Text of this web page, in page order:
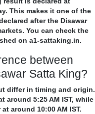
This makes it one of the
after the Disawar
You can check the
on a1-sattaking.in.
between
Satta King?
differ in timing and origin.
around 5:25 AM IST, while
around 10:00 AM IST.